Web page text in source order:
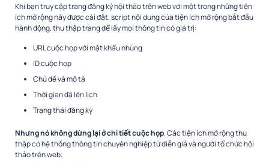
Khi bạn truy cập trang đăng ký hội thảo trên web với một trong những tiện
ích mở rộng này được cài đặt, script nội dung của tiện ích mở rộng bắt đầu
hành động, thu thập trang để lấy mọi thông tin có giá trị:​
URL cuộc họp với mật khẩu nhúng
ID cuộc họp
Chủ đề và mô tả
Thời gian đã lên lịch
Trạng thái đăng ký
Nhưng nó không dừng lại ở chi tiết cuộc họp. Các tiện ích mở rộng thu
thập có hệ thống thông tin chuyên nghiệp từ diễn giả và người tổ chức hội
thảo trên web:​